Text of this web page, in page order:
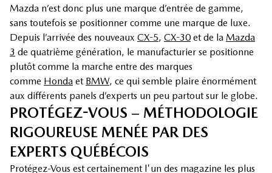
Mazda n’est donc plus une marque d’entrée de gamme,
sans toutefois se positionner comme une marque de luxe.
Depuis l’arrivée des nouveaux CX-5, CX-30 et de la Mazda
3 de quatrième génération, le manufacturier se positionne
plutôt comme la marche entre des marques
comme Honda et BMW, ce qui semble plaire énormément
aux différents panels d’experts un peu partout sur le globe.
PROTÉGEZ-VOUS – MÉTHODOLOGIE
RIGOUREUSE MENÉE PAR DES
EXPERTS QUÉBÉCOIS
Protégez-Vous est certainement l'un des magazine les plus